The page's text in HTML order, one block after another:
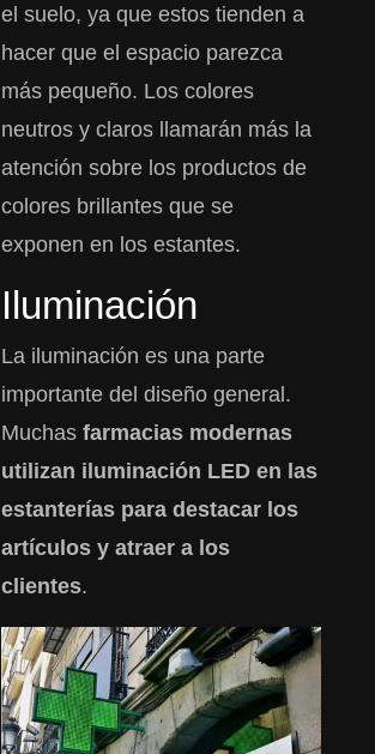
el suelo, ya que estos tienden a
hacer que el espacio parezca
más pequeño. Los colores
neutros y claros llamarán más la
atención sobre los productos de
colores brillantes que se
exponen en los estantes.
Iluminación
La iluminación es una parte
importante del diseño general.
Muchas farmacias modernas
utilizan iluminación LED en las
estanterías para destacar los
artículos y atraer a los
clientes.